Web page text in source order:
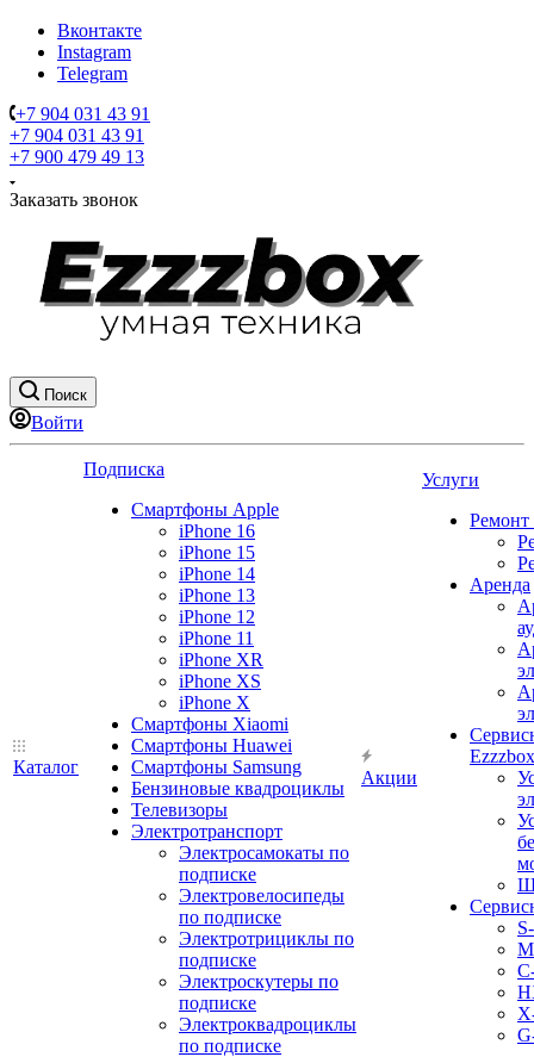
Вконтакте
Instagram
Telegram
+7 904 031 43 91
+7 904 031 43 91
+7 900 479 49 13
Заказать звонок
Поиск
Войти
Каталог
Подписка
Смартфоны Apple
iPhone 16
iPhone 15
iPhone 14
iPhone 13
iPhone 12
iPhone 11
iPhone XR
iPhone XS
iPhone X
Смартфоны Xiaomi
Смартфоны Huawei
Смартфоны Samsung
Бензиновые квадроциклы
Телевизоры
Электротранспорт
Электросамокаты по
подписке
Электровелосипеды
по подписке
Электротрициклы по
подписке
Электроскутеры по
подписке
Электроквадроциклы
по подписке
Акции
Услуги
Ремонт
Аренда
Ezzzbox